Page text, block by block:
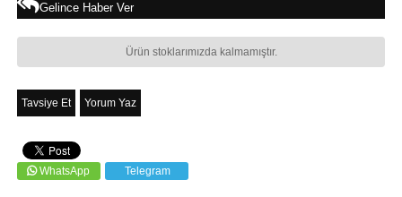
Gelince Haber Ver
Ürün stoklarımızda kalmamıştır.
Tavsiye Et Yorum Yaz
WhatsApp Telegram